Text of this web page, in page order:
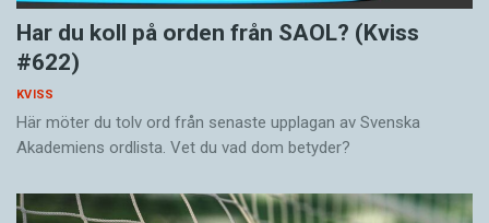
Har du koll på orden från SAOL? (Kviss
#622)
KVISS
Här möter du tolv ord från senaste upplagan av Svenska
Akademiens ordlista. Vet du vad dom betyder?